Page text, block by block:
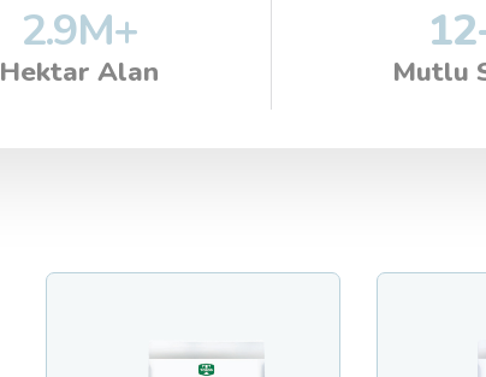
Hektar Alan
2.9M+
Mutlu
12